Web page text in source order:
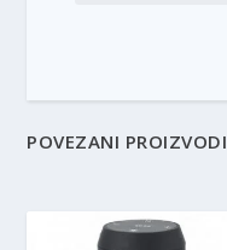
POVEZANI PROIZVODI